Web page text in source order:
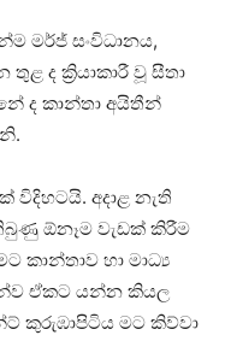
මර්ජ් සංවිධානය,
ද ක්‍රියාකාරී වූ සීතා
ද කාන්තා අයිතීන්
විදිහටයි. අදාළ නැති
ඕනෑම වැඩක් කිරීම
කාන්තාව හා මාධ්‍ය
ඒකට යන්න කියල
කුරුඹාපිටිය මට කිව්වා